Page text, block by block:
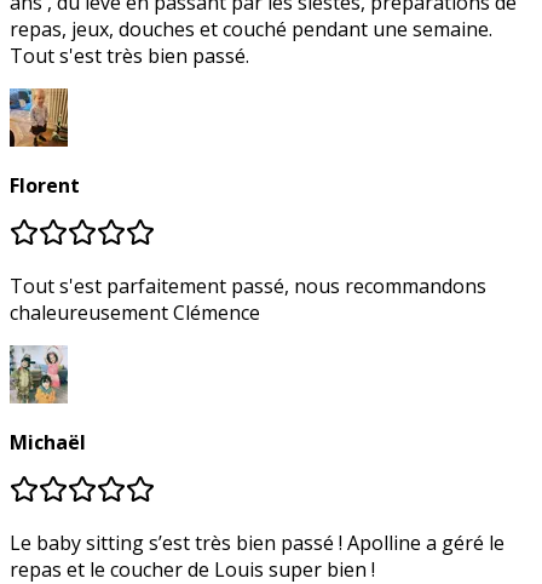
repas, jeux, douches et couché pendant une semaine.
Tout s'est très bien passé.
Florent
Tout s'est parfaitement passé, nous recommandons
chaleureusement Clémence
Michaël
Le baby sitting s’est très bien passé ! Apolline a géré le
repas et le coucher de Louis super bien !